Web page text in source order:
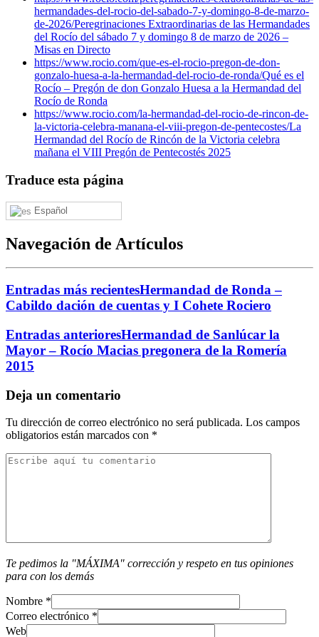
hermandades-del-rocio-del-sabado-7-y-domingo-8-de-marzo-
de-2026/Peregrinaciones Extraordinarias de las Hermandades
del Rocío del sábado 7 y domingo 8 de marzo de 2026 –
Misas en Directo
https://www.rocio.com/que-es-el-rocio-pregon-de-don-
gonzalo-huesa-a-la-hermandad-del-rocio-de-ronda/Qué es el
Rocío – Pregón de don Gonzalo Huesa a la Hermandad del
Rocío de Ronda
https://www.rocio.com/la-hermandad-del-rocio-de-rincon-de-
la-victoria-celebra-manana-el-viii-pregon-de-pentecostes/La
Hermandad del Rocío de Rincón de la Victoria celebra
mañana el VIII Pregón de Pentecostés 2025
Traduce esta página
Español
Navegación de Artículos
Entradas más recientesHermandad de Ronda –
Cabildo dación de cuentas y I Cohete Rociero
Entradas anterioresHermandad de Sanlúcar la
Mayor – Rocío Macias pregonera de la Romería
2015
Deja un comentario
Tu dirección de correo electrónico no será publicada. Los campos
obligatorios están marcados con *
Te pedimos la "MÁXIMA" corrección y respeto en tus opiniones
para con los demás
Nombre *
Correo electrónico *
Web